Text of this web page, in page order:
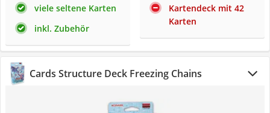
viele seltene Karten
inkl. Zubehör
Kartendeck mit 42
Karten
Cards Structure Deck Freezing Chains